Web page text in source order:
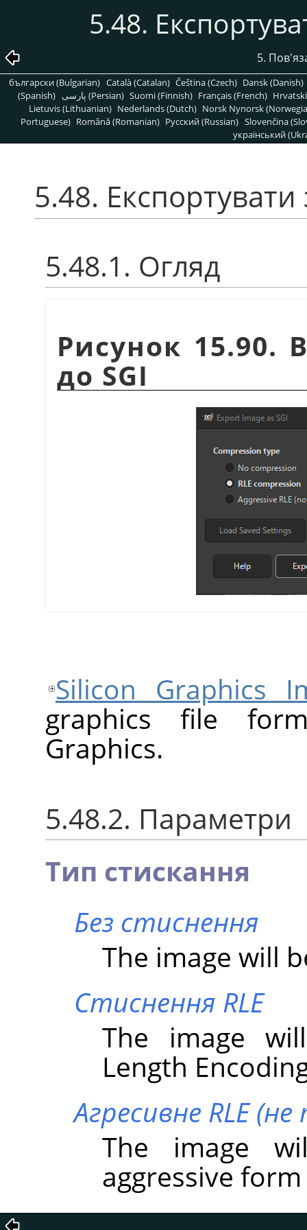
5.48.
5.
български (Bulgarian) Català (Catalan) Čeština (Czech) Dansk (Danish)
(Spanish)
پارسی (Persian) Suomi (Finnish) Français (French)
Lietuvis (Lithuanian) Nederlands (Dutch) Norsk Nynorsk
Portuguese) Română (Romanian) Pусский (Russian) Slovenčina
український
5.48.
5.48.1. Огляд
Рисунок 15.90.
до SGI
Silicon Graphics
graphics file
Graphics.
5.48.2. Параметри
Тип стискання
Без стиснення
The image will
Стиснення RLE
The image
Length
Агресивне RLE
The image
aggressive